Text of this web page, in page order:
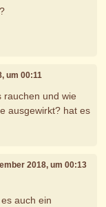
um 00:11
rauchen und wie
ausgewirkt? hat es
2018, um 00:13
auch ein